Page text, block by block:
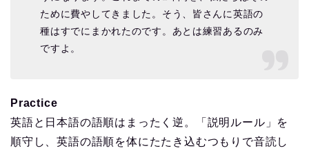
ために費やしてきました。そう、皆さんに英語の
種はすでにまかれたのです。あとは練習あるのみ
ですよ。
Practice
英語と日本語の語順はまったく逆。「説明ルール」を
順守し、英語の語順を体にたたき込むつもりで音読し